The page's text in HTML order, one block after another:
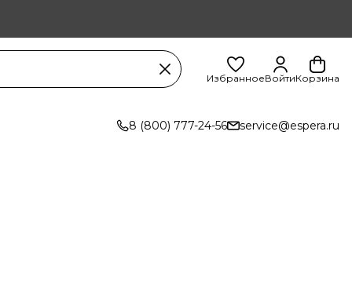
ИзбранноеВойтиКорзина
8 (800) 777-24-56 service@espera.ru